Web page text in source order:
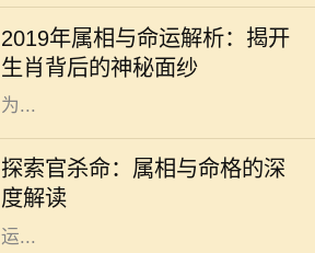
2019年属相与命运解析：揭开
生肖背后的神秘面纱
应的属相是猪。猪在中华文化中象征
着财富与好运，常常被认为是富裕与
幸福的象征。猪年出生的人通常被视
为...
探索官杀命：属相与命格的深
度解读
在中国传统文化中，命理学是一门博
大精深的学问，其中属相与命格的关
系尤为引人注目。官杀命，作为一种
特定的命格，常常和成功、权威、财
运...